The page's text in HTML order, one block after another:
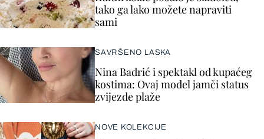
tako ga lako možete napraviti
sami
SAVRŠENO LASKA
Nina Badrić i spektakl od kupaćeg
kostima: Ovaj model jamči status
zvijezde plaže
NOVE KOLEKCIJE